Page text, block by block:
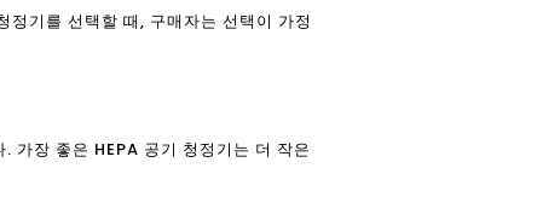
기를 선택할 때, 구매자는 선택이 가정
가장 좋은 HEPA 공기 청정기는 더 작은